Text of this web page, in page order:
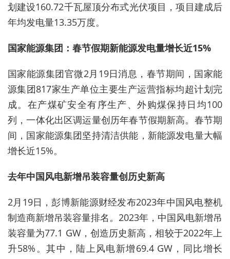
划建设160.72千瓦屋顶分布式光伏项目，项目建成后
年均发电量13.35万度。
国家能源集团： 春节假期新能源发电量增长近15%
国家能源集团官微2月19日消息，春节期间，国家能
源集团817家生产单位主要生产运营指标均超计划完
成。在产煤矿安全有序生产、外购煤保持日均100
列，一体化出区调运量创历年春节假期新高。春节期
间，国家能源集团坚持清洁供能，新能源发电量大幅
增长近15%。
去年中国风电新增吊装容量创历史新高
2月19日，彭博新能源财经发布2023年中国风电整机
制造商新增吊装容量排名。2023年，中国风电新增吊
装容量为77.1 GW，创造历史新高，相较于2022年上
升58%。其中，陆上风电新增69.4 GW，同比增长